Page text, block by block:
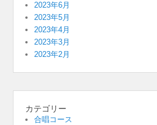
2023年6月
2023年5月
2023年4月
2023年3月
2023年2月
カテゴリー
合唱コース